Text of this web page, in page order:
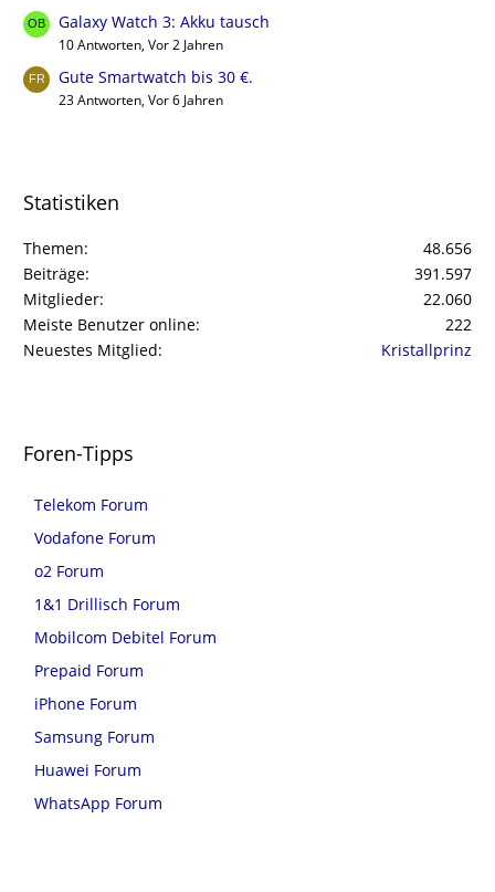
Galaxy Watch 3: Akku tausch
10 Antworten, Vor 2 Jahren
Gute Smartwatch bis 30 €.
23 Antworten, Vor 6 Jahren
Statistiken
Themen
48.656
Beiträge
391.597
Mitglieder
22.060
Meiste Benutzer online
222
Neuestes Mitglied
Kristallprinz
Foren-Tipps
Telekom Forum
Vodafone Forum
o2 Forum
1&1 Drillisch Forum
Mobilcom Debitel Forum
Prepaid Forum
iPhone Forum
Samsung Forum
Huawei Forum
WhatsApp Forum